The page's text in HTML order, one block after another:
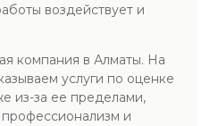
воздействует и
компания в Алматы. На
услуги по оценке
из-за ее пределами,
и